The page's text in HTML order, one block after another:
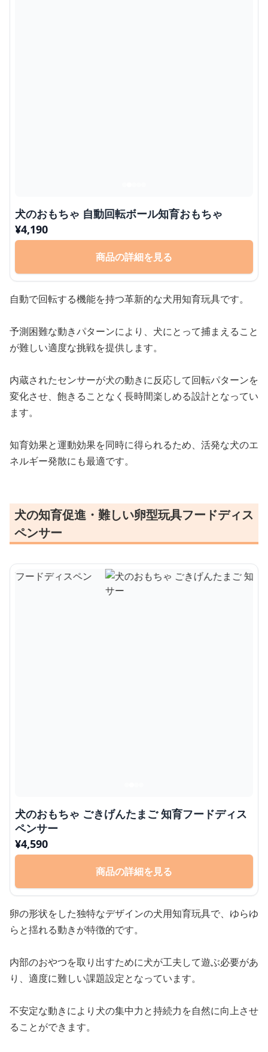
犬のおもちゃ 自動回転ボール知育おもちゃ
¥4,190
商品の詳細を見る
自動で回転する機能を持つ革新的な犬用知育玩具です。
予測困難な動きパターンにより、犬にとって捕まえること
が難しい適度な挑戦を提供します。
内蔵されたセンサーが犬の動きに反応して回転パターンを
変化させ、飽きることなく長時間楽しめる設計となってい
ます。
知育効果と運動効果を同時に得られるため、活発な犬のエ
ネルギー発散にも最適です。
犬の知育促進・難しい卵型玩具フードディス
ペンサー
犬のおもちゃ ごきげんたまご 知育フードディス
ペンサー
¥4,590
商品の詳細を見る
卵の形状をした独特なデザインの犬用知育玩具で、ゆらゆ
らと揺れる動きが特徴的です。
内部のおやつを取り出すために犬が工夫して遊ぶ必要があ
り、適度に難しい課題設定となっています。
不安定な動きにより犬の集中力と持続力を自然に向上させ
ることができます。